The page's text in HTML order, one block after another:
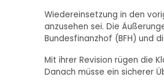
Wiedereinsetzung in den
anzusehen sei. Die
Bundesfinanzhof (BFH) und
Mit ihrer Revision rügen die
Danach müsse ein sicherer